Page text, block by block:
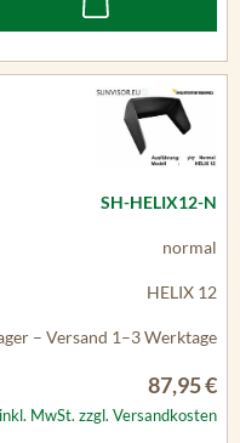
SH-HELIX12-N
normal
HELIX 12
– Versand 1–3 Werktage
87,95 €
MwSt. zzgl. Versandkosten